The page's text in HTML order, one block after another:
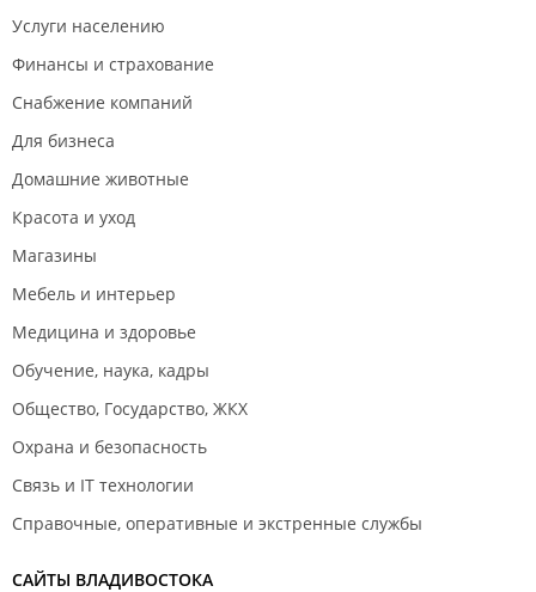
Услуги населению
Финансы и страхование
Снабжение компаний
Для бизнеса
Домашние животные
Красота и уход
Магазины
Мебель и интерьер
Медицина и здоровье
Обучение, наука, кадры
Общество, Государство, ЖКХ
Охрана и безопасность
Связь и IT технологии
Справочные, оперативные и экстренные службы
САЙТЫ ВЛАДИВОСТОКА